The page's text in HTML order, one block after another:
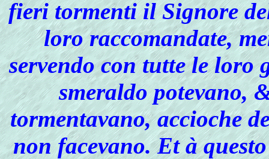
fieri tormenti il Signore
loro raccomandate,
servendo con tutte le loro
smeraldo potevano,
tormentavano, accioche
non facevano. Et à